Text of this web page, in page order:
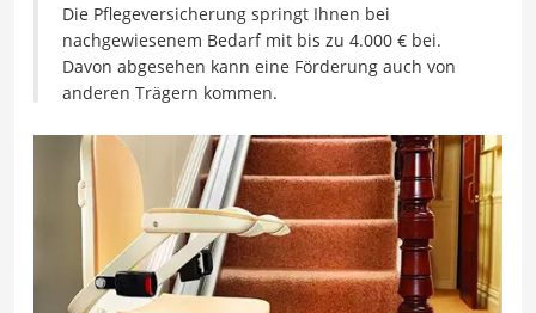
Die Pflegeversicherung springt Ihnen bei
nachgewiesenem Bedarf mit bis zu 4.000 € bei.
Davon abgesehen kann eine Förderung auch von
anderen Trägern kommen.